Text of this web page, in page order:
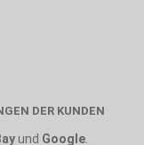
DER KUNDEN
und Google